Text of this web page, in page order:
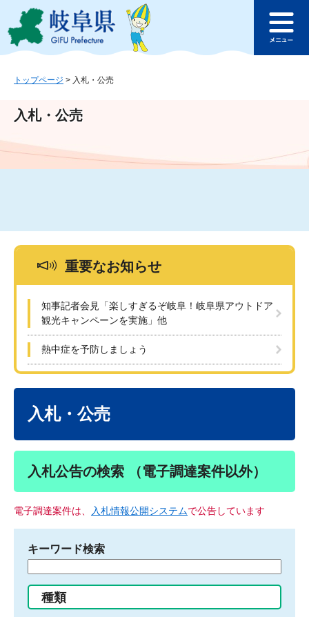
ジ
ュ
文
このページの本文へ
ュ
トップページ > 入札・公売
入札・公売
重要なお知らせ
知事記者会見「楽しすぎるぞ岐阜！岐阜県アウトドア
観光キャンペーンを実施」他
熱中症を予防しましょう
入札・公売
入札公告の検索 （電子調達案件以外）
電子調達案件は、 入札情報公開システムで公告しています
キーワード検索
る
種類